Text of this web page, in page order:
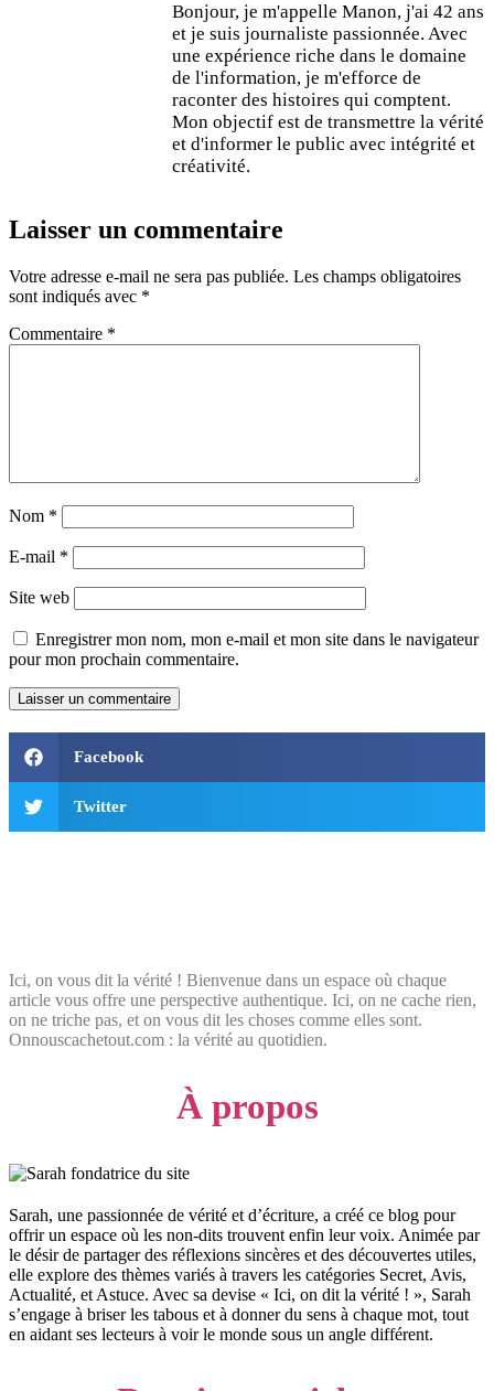
Bonjour, je m'appelle Manon, j'ai 42 ans
et je suis journaliste passionnée. Avec
une expérience riche dans le domaine
de l'information, je m'efforce de
raconter des histoires qui comptent.
Mon objectif est de transmettre la vérité
et d'informer le public avec intégrité et
créativité.
Laisser un commentaire
Votre adresse e-mail ne sera pas publiée. Les champs obligatoires
sont indiqués avec *
Commentaire *
Nom *
E-mail *
Site web
Enregistrer mon nom, mon e-mail et mon site dans le navigateur
pour mon prochain commentaire.
Facebook
Twitter
Ici, on vous dit la vérité ! Bienvenue dans un espace où chaque
article vous offre une perspective authentique. Ici, on ne cache rien,
on ne triche pas, et on vous dit les choses comme elles sont.
Onnouscachetout.com : la vérité au quotidien.
À propos
Sarah, une passionnée de vérité et d’écriture, a créé ce blog pour
offrir un espace où les non-dits trouvent enfin leur voix. Animée par
le désir de partager des réflexions sincères et des découvertes utiles,
elle explore des thèmes variés à travers les catégories Secret, Avis,
Actualité, et Astuce. Avec sa devise « Ici, on dit la vérité ! », Sarah
s’engage à briser les tabous et à donner du sens à chaque mot, tout
en aidant ses lecteurs à voir le monde sous un angle différent.